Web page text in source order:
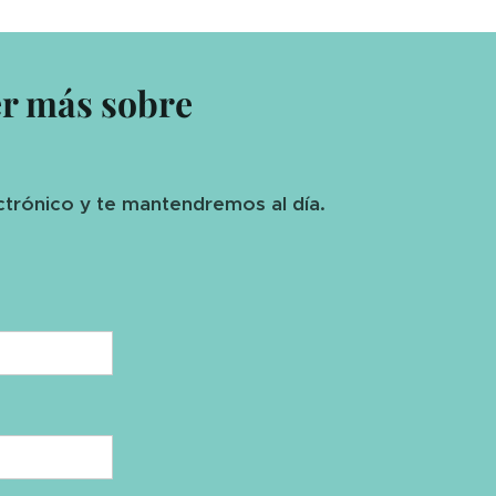
más sobre
y te mantendremos al día.